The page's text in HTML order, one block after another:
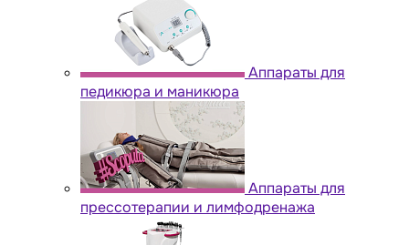
Аппараты для
педикюра и маникюра
Аппараты для
прессотерапии и лимфодренажа